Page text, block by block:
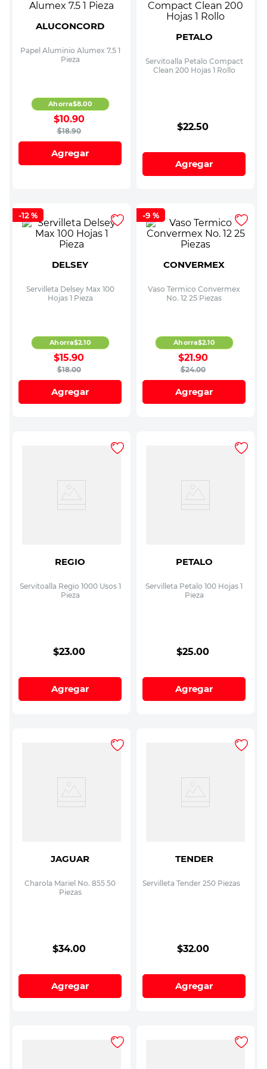
ALUCONCORD
Papel Aluminio Alumex 7.5 1
Pieza
$18.90
$10.90
Ahorra$8.00
Agregar
PETALO
Servitoalla Petalo Compact
Clean 200 Hojas 1 Rollo
$22.50
Agregar
-12 %
DELSEY
Servilleta Delsey Max 100
Hojas 1 Pieza
$18.00
$15.90
Ahorra$2.10
Agregar
-9 %
CONVERMEX
Vaso Termico Convermex
No. 12 25 Piezas
$24.00
$21.90
Ahorra$2.10
Agregar
REGIO
Servitoalla Regio 1000 Usos 1
Pieza
$23.00
Agregar
PETALO
Servilleta Petalo 100 Hojas 1
Pieza
$25.00
Agregar
JAGUAR
Charola Mariel No. 855 50
Piezas
$34.00
Agregar
TENDER
Servilleta Tender 250 Piezas
$32.00
Agregar